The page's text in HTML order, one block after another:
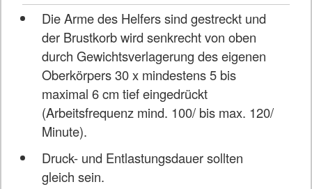
Die Arme des Helfers sind gestreckt und
der Brustkorb wird senkrecht von oben
durch Gewichtsverlagerung des eigenen
Oberkörpers 30 x mindestens 5 bis
maximal 6 cm tief eingedrückt
(Arbeitsfrequenz mind. 100/ bis max. 120/
Minute).
Druck- und Entlastungsdauer sollten
gleich sein.